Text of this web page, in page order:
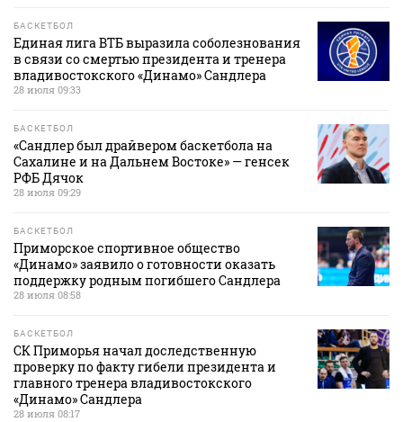
БАСКЕТБОЛ
Единая лига ВТБ выразила соболезнования
в связи со смертью президента и тренера
владивостокского «Динамо» Сандлера
28 июля 09:33
БАСКЕТБОЛ
«Сандлер был драйвером баскетбола на
Сахалине и на Дальнем Востоке» — генсек
РФБ Дячок
28 июля 09:29
БАСКЕТБОЛ
Приморское спортивное общество
«Динамо» заявило о готовности оказать
поддержку родным погибшего Сандлера
28 июля 08:58
БАСКЕТБОЛ
СК Приморья начал доследственную
проверку по факту гибели президента и
главного тренера владивостокского
«Динамо» Сандлера
28 июля 08:17